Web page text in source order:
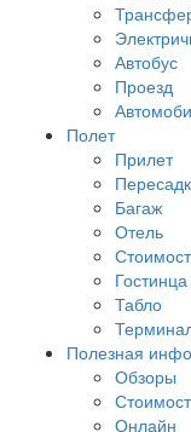
Автобус
Проезд
Полет
Прилет
Багаж
Отель
Гостинца
Табло
Полезная
Обзоры
Онлайн